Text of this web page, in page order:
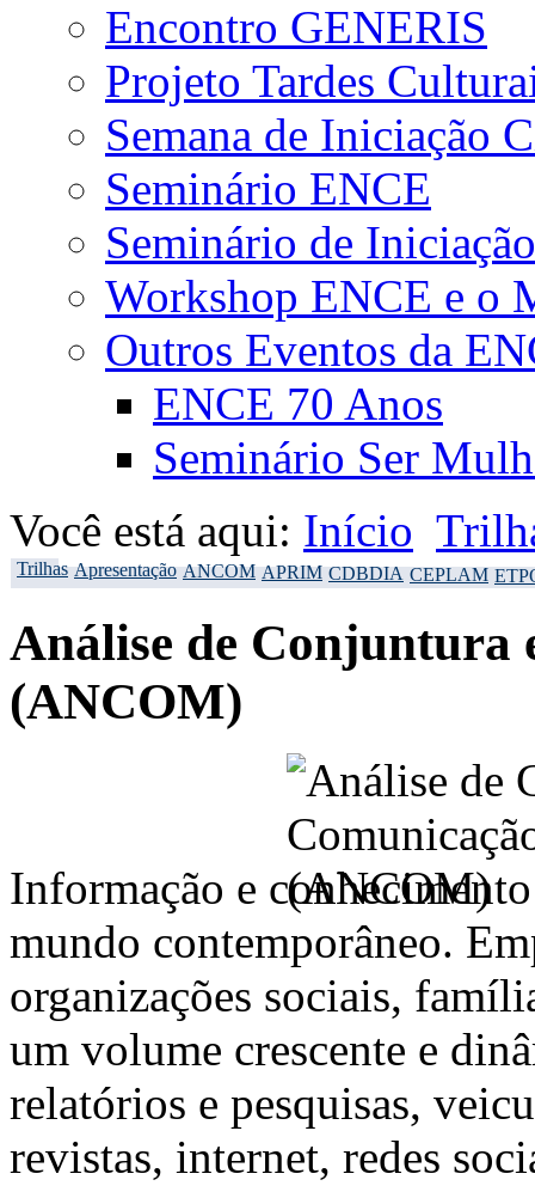
Encontro GENERIS
Projeto Tardes
Semana de Iniciação
Seminário ENCE
Seminário de
Workshop ENCE e o
Outros Eventos da
ENCE 70 Anos
Seminário Ser
Você está aqui: Início
Trilhas Apresentação ANCOM APRIM CDBDIA CEPLAM
Análise de Conjuntura
(ANCOM)
Informação e
mundo contemporâneo.
organizações sociais,
um volume crescente e
relatórios e pesquisas,
revistas, internet, redes